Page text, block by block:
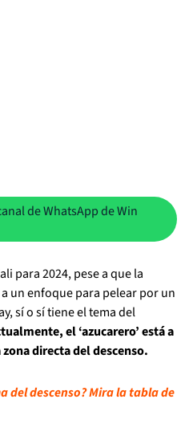
de WhatsApp de Win
para 2024, pese a que la
un enfoque para pelear por un
sí o sí tiene el tema del
el ‘azucarero’ está a
directa del descenso.
del descenso? Mira la tabla de